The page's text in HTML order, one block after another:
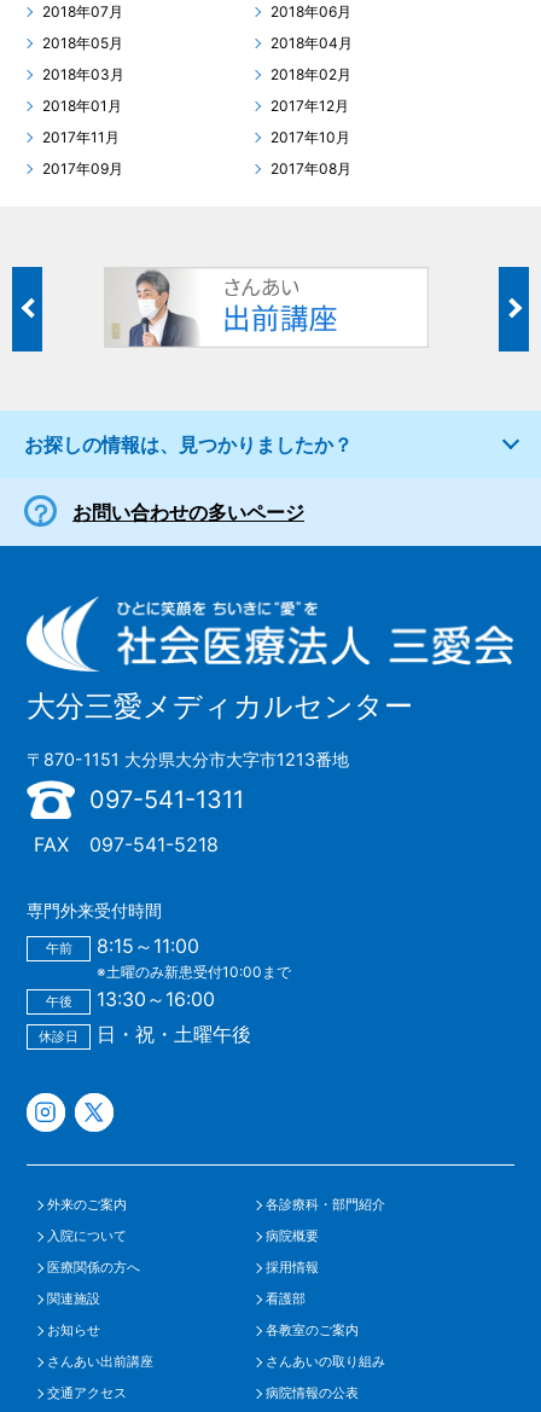
2018年07月
2018年06月
2018年05月
2018年04月
2018年03月
2018年02月
2018年01月
2017年12月
2017年11月
2017年10月
2017年09月
2017年08月
お探しの情報は、見つかりましたか？
お問い合わせの多いページ
大分三愛メディカルセンター
〒870-1151 大分県大分市大字市1213番地
097-541-1311
FAX 097-541-5218
専門外来受付時間
午前 8:15～11:00
※土曜のみ新患受付10:00まで
午後 13:30～16:00
休診日 日・祝・土曜午後
外来のご案内
各診療科・部門紹介
入院について
病院概要
医療関係の方へ
採用情報
関連施設
看護部
お知らせ
各教室のご案内
さんあい出前講座
さんあいの取り組み
交通アクセス
病院情報の公表